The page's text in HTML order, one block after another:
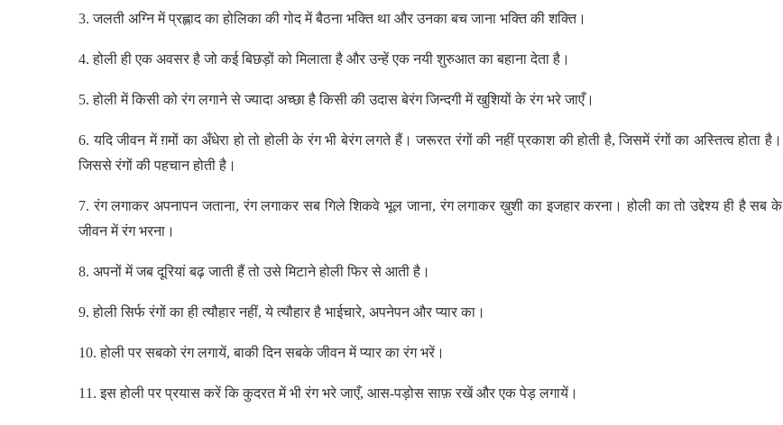
3. जलती अग्नि में प्रह्लाद का होलिका की गोद में बैठना भक्ति था और उनका बच जाना भक्ति की शक्ति।
4. होली ही एक अवसर है जो कई बिछड़ों को मिलाता है और उन्हें एक नयी शुरुआत का बहाना देता है।
5. होली में किसी को रंग लगाने से ज्यादा अच्छा है किसी की उदास बेरंग जिन्दगी में खुशियों के रंग भरे जाएँ।
6. यदि जीवन में ग़मों का अँधेरा हो तो होली के रंग भी बेरंग लगते हैं। जरूरत रंगों की नहीं प्रकाश की होती है, जिसमें रंगों का अस्तित्व होता है।
जिससे रंगों की पहचान होती है।
7. रंग लगाकर अपनापन जताना, रंग लगाकर सब गिले शिकवे भूल जाना, रंग लगाकर ख़ुशी का इजहार करना। होली का तो उद्देश्य ही है सब के
जीवन में रंग भरना।
8. अपनों में जब दूरियां बढ़ जाती हैं तो उसे मिटाने होली फिर से आती है।
9. होली सिर्फ रंगों का ही त्यौहार नहीं, ये त्यौहार है भाईचारे, अपनेपन और प्यार का।
10. होली पर सबको रंग लगायें, बाकी दिन सबके जीवन में प्यार का रंग भरें।
11. इस होली पर प्रयास करें कि कुदरत में भी रंग भरे जाएँ, आस-पड़ोस साफ़ रखें और एक पेड़ लगायें।